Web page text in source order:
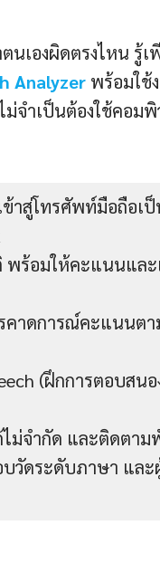
เองผิดตรงไหน รู้
Analyzer พร้อมใช้
จำเป็นต้องใช้คอมพิ
ข้าสู่โทรศัพท์มือถือ
ร้อมให้คะแนนและ
คาดการณ์คะแนนต
(ฝึกการตอบสนอ
ม่จำกัด และติดตาม
บวัดระดับภาษา แ